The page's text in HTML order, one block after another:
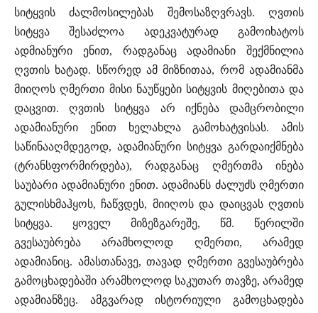
სიტყვის ძალმოსილებას შემოსაზღვრავს. ღვთის
სიტყვა შესაძლოა ადეკვატურად გამოიხატოს
ადმიანური ენით, რადგანაც ადამიანი შექმნილია
ღვთის ხატად. სწორედ ამ მიზნითაა, რომ ადამიანმა
მიიღოს ღმერთი მისი ნაუწყები სიტყვის მიღებითა და
დაცვით. ღვთის სიტყვა არ იქნება დამცრობილი
ადამიანური ენით ხელახლა გამოხატვისას. ამის
საწინააღმდეგოდ, ადამიანური სიტყვა გარდაიქმნება
(ტრანსფორმირდება), რადგანაც ღმერთმა ინება
საუბარი ადამიანური ენით. ადამიანს ძალუძს ღმერთი
გულისხმაჰყოს, ჩაწვდეს, მიიღოს და დაიცვას ღვთის
სიტყვა. ყოველ მიზეზგარეშე, წმ. წერილში
გვესაუბრება არამხოლოდ ღმერთი, არამედ
ადამიანიც. ამასთანავე, თავად ღმერთი გვესაუბრება
გამოცხადებაში არამხოლოდ საკუთარ თავზე, არამედ
ადამიანზეც. ამგვარად ისტორიული გამოცხადება